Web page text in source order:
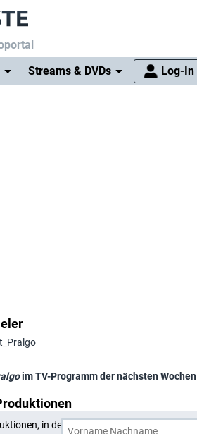
Streams & DVDs Log-In
im TV-Programm der nächsten Wochen
in denen Robert Pralgo